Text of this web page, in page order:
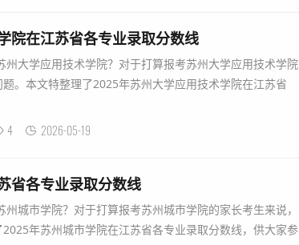
院在江苏省各专业录取分数线
大学应用技术学院？对于打算报考苏州大学应用技术学院
。本文特整理了2025年苏州大学应用技术学院在江苏省
4 2026-05-19
省各专业录取分数线
市学院？对于打算报考苏州城市学院的家长考生来说，
年苏州城市学院在江苏省各专业录取分数线，供大家参